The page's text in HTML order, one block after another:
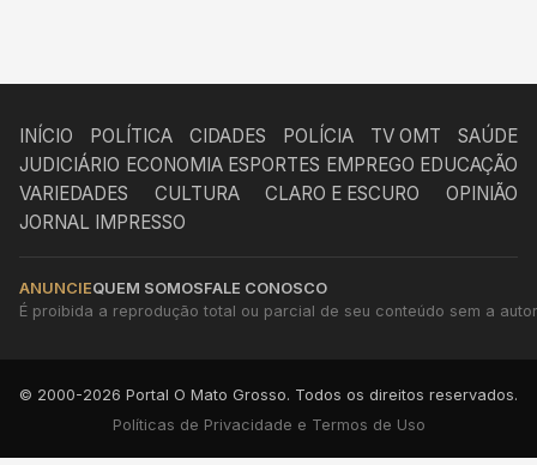
INÍCIO POLÍTICA CIDADES POLÍCIA TV OMT
SAÚDE
JUDICIÁRIO ECONOMIA ESPORTES EMPREGO EDUCAÇÃO
VARIEDADES
CULTURA CLARO E ESCURO
OPINIÃO
JORNAL IMPRESSO
ANUNCIEQUEM SOMOSFALE CONOSCO
É proibida a reprodução total ou parcial de seu conteúdo sem a
© 2000-2026 Portal O Mato Grosso. Todos os direitos reservados.
Políticas de Privacidade e Termos de Uso